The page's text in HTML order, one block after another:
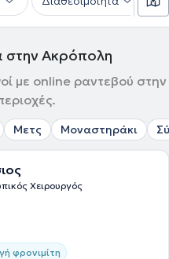
στην Ακρόπολη
με online ραντεβού στην
Μετς Μοναστηράκι
Χειρουργός
φρονιμίτη